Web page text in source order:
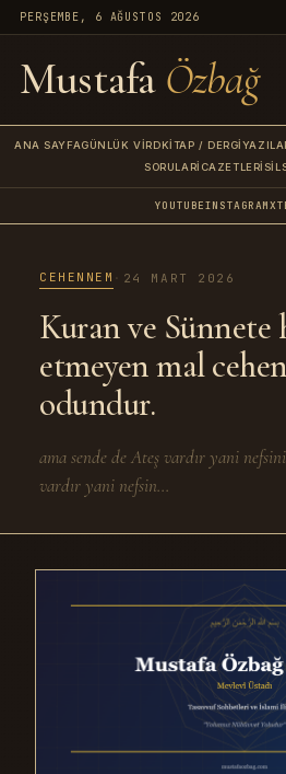
PERŞEMBE, 6 AĞUSTOS 2026
Mustafa Özbağ
ANA SAYFAGÜNLÜK VIRDKITAP / DERGI
SORULARİCAZETLERI
YOUTUBEINSTAGRAMX
CEHENNEM · 24 MART 2026
Kuran ve Sünnete
etmeyen mal
odundur.
ama sende de Ateş vardır yani
vardır yani nefsin...